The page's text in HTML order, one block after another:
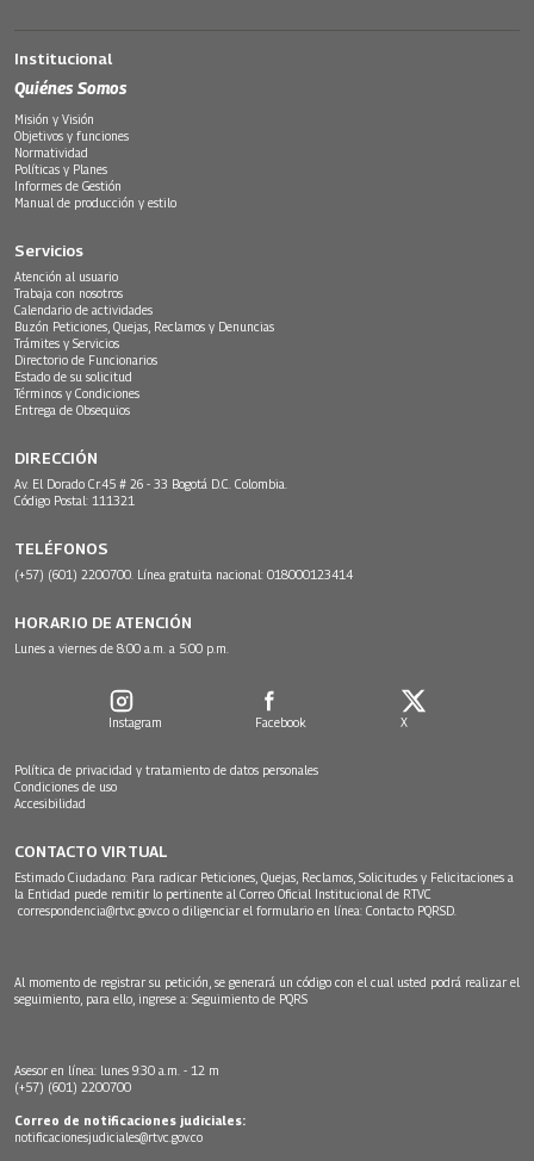
Institucional
Quiénes Somos
Misión y Visión
Objetivos y funciones
Normatividad
Políticas y Planes
Informes de Gestión
Manual de producción y estilo
Servicios
Atención al usuario
Trabaja con nosotros
Calendario de actividades
Buzón Peticiones, Quejas, Reclamos y Denuncias
Trámites y Servicios
Directorio de Funcionarios
Estado de su solicitud
Términos y Condiciones
Entrega de Obsequios
DIRECCIÓN
Av. El Dorado Cr.45 # 26 - 33 Bogotá D.C. Colombia.
Código Postal: 111321
TELÉFONOS
(+57) (601) 2200700. Línea gratuita nacional: 018000123414
HORARIO DE ATENCIÓN
Lunes a viernes de 8:00 a.m. a 5:00 p.m.
Instagram Facebook X
Política de privacidad y tratamiento de datos personales
Condiciones de uso
Accesibilidad
CONTACTO VIRTUAL
Estimado Ciudadano: Para radicar Peticiones, Quejas, Reclamos, Solicitudes y Felicitaciones a
la Entidad puede remitir lo pertinente al Correo Oficial Institucional de RTVC
correspondencia@rtvc.gov.co o diligenciar el formulario en línea: Contacto PQRSD.
Al momento de registrar su petición, se generará un código con el cual usted podrá realizar el
seguimiento, para ello, ingrese a: Seguimiento de PQRS
Asesor en línea: lunes 9:30 a.m. - 12 m
(+57) (601) 2200700
Correo de notificaciones judiciales:
notificacionesjudiciales@rtvc.gov.co